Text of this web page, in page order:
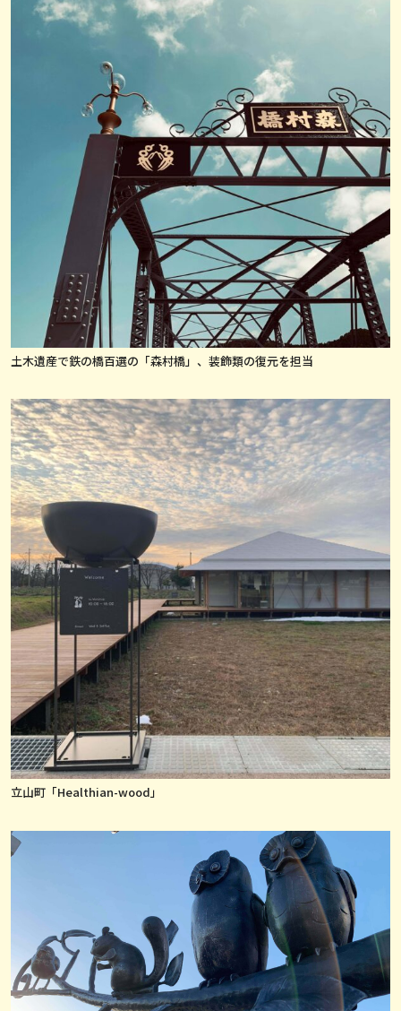
土木遺産で鉄の橋百選の「森村橋」、装飾類の復元を担当
立山町「Healthian-wood」